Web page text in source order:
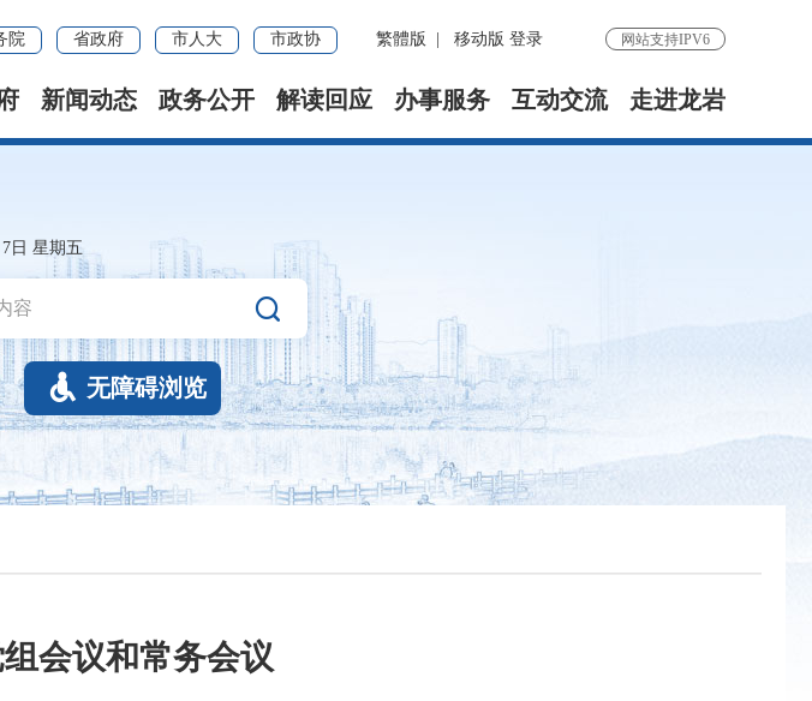
院 省政府 市人大 市政协 繁體版 移动版 登录 网站支持IPV6
新闻动态 政务公开 解读回应 办事服务 互动交流 走进龙岩
日 星期五

 无障碍浏览
会议和常务会议